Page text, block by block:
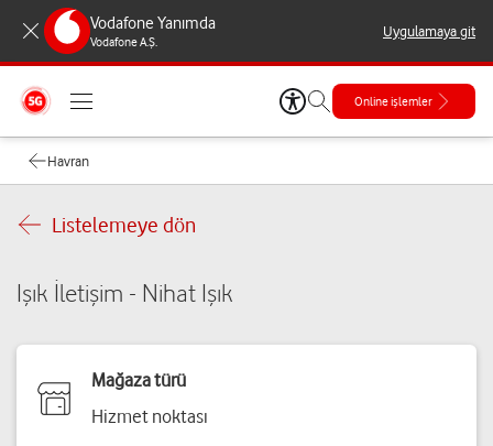
Vodafone Yanımda
Vodafone A.Ş.
Uygulamaya git
Online işlemler
Havran
Listelemeye dön
Işık İletişim - Nihat Işık
Mağaza türü
Hizmet noktası